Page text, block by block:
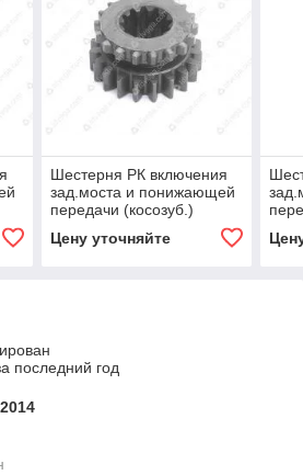
Шестерня РК включения
зад.моста и понижающей
передачи (косозуб.)
Цену уточняйте
последний год